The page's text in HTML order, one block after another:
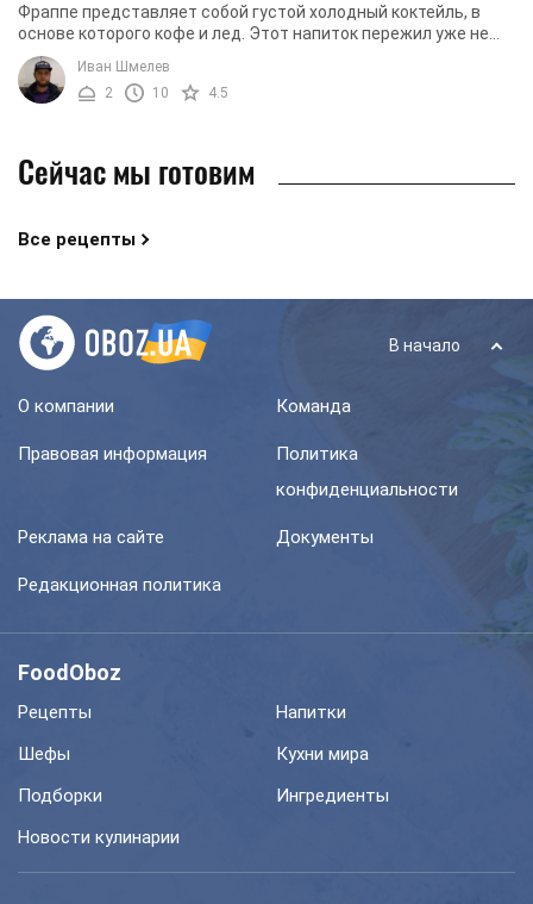
Фраппе представляет собой густой холодный коктейль, в
основе которого кофе и лед. Этот напиток пережил уже не
одну трансформацию, в него стали ...
Иван Шмелев
2
10 4.5
Сейчас мы готовим
Все рецепты
В начало
О компании Команда
Правовая информация
Политика
конфиденциальности
Реклама на сайте Документы
Редакционная политика
FoodOboz
Рецепты
Напитки
Шефы
Кухни мира
Подборки
Ингредиенты
Новости кулинарии